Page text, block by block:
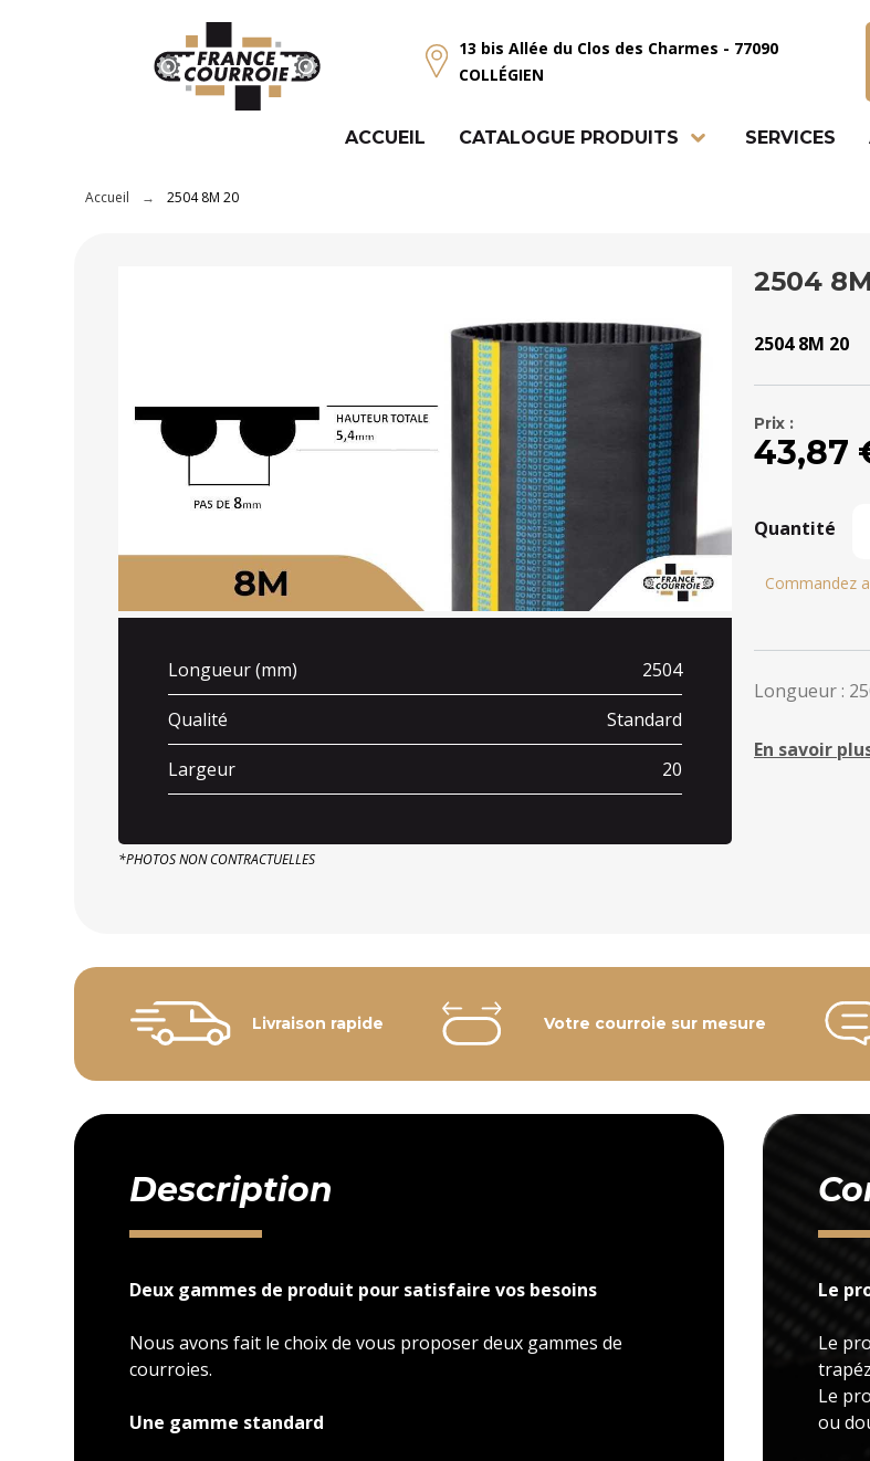
13 bis Allée du Clos des Charmes - 77090
COLLÉGIEN
ACCUEIL CATALOGUE PRODUITS SERVICES
Accueil 2504 8M 20
Longueur (mm) 2504
Qualité Standard
Largeur 20
*PHOTOS NON CONTRACTUELLES
2504
2504 8M 20
Prix :
43,87
Quantité
Commandez
Longueur :
En savoir
Livraison rapide Votre courroie sur mesure
Description
Deux gammes de produit pour satisfaire vos besoins
Nous avons fait le choix de vous proposer deux gammes de
courroies.
Une gamme standard
Le
Le
Le
ou